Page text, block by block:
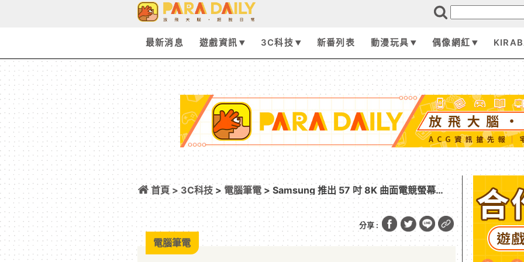
最新消息 遊戲資訊 3C科技 新番列表 動漫玩具 偶像網紅
首頁 >3C科技 > 電腦筆電 > Samsung 推出 57 吋 8K 曲面電競螢幕
Odyssey Neo G9
分享 :
電腦筆電